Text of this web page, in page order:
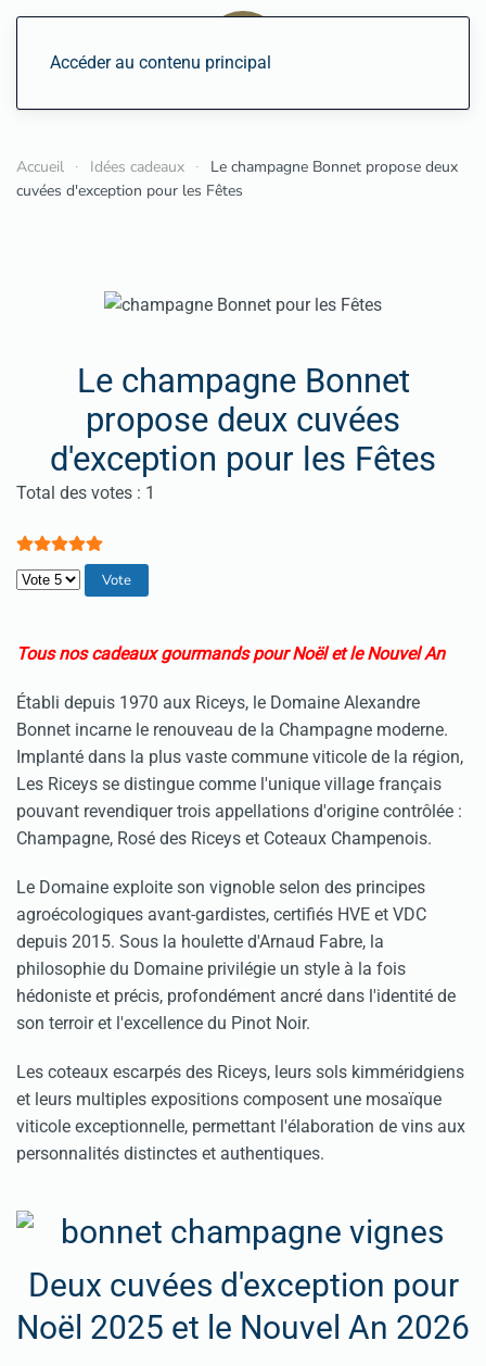
Accéder au contenu principal
Accueil Idées cadeaux
Le champagne Bonnet propose deux
cuvées d'exception pour les Fêtes
Le champagne Bonnet
propose deux cuvées
d'exception pour les Fêtes
Vote utilisateur:5/
Total des votes : 1
Veuillez voter
Tous nos cadeaux gourmands pour Noël et le Nouvel An
Établi depuis 1970 aux Riceys, le Domaine Alexandre
Bonnet incarne le renouveau de la Champagne moderne.
Implanté dans la plus vaste commune viticole de la région,
Les Riceys se distingue comme l'unique village français
pouvant revendiquer trois appellations d'origine contrôlée :
Champagne, Rosé des Riceys et Coteaux Champenois.
Le Domaine exploite son vignoble selon des principes
agroécologiques avant-gardistes, certifiés HVE et VDC
depuis 2015. Sous la houlette d'Arnaud Fabre, la
philosophie du Domaine privilégie un style à la fois
hédoniste et précis, profondément ancré dans l'identité de
son terroir et l'excellence du Pinot Noir.
Les coteaux escarpés des Riceys, leurs sols kimméridgiens
et leurs multiples expositions composent une mosaïque
viticole exceptionnelle, permettant l'élaboration de vins aux
personnalités distinctes et authentiques.
Deux cuvées d'exception pour
Noël 2025 et le Nouvel An 2026